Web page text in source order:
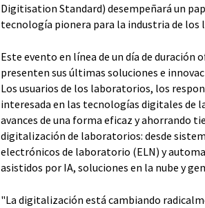
Digitisation Standard) desempeñará un
tecnología pionera para la industria de los
Este evento en línea de un día de
presenten sus últimas soluciones e
Los usuarios de los laboratorios, los
interesada en las tecnologías digitales
avances de una forma eficaz y ahorrando
digitalización de laboratorios: desde
electrónicos de laboratorio (ELN) y
asistidos por IA, soluciones en la nube y
"La digitalización está cambiando